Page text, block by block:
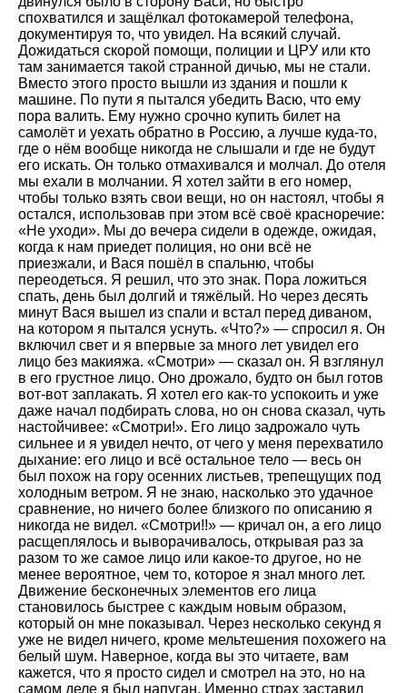
спохватился и защёлкал фотокамерой телефона,
документируя то, что увидел. На всякий случай.
Дожидаться скорой помощи, полиции и ЦРУ или кто
там занимается такой странной дичью, мы не стали.
Вместо этого просто вышли из здания и пошли к
машине. По пути я пытался убедить Васю, что ему
пора валить. Ему нужно срочно купить билет на
самолёт и уехать обратно в Россию, а лучше куда-то,
где о нём вообще никогда не слышали и где не будут
его искать. Он только отмахивался и молчал. До отеля
мы ехали в молчании. Я хотел зайти в его номер,
чтобы только взять свои вещи, но он настоял, чтобы я
остался, использовав при этом всё своё красноречие:
«Не уходи». Мы до вечера сидели в одежде, ожидая,
когда к нам приедет полиция, но они всё не
приезжали, и Вася пошёл в спальню, чтобы
переодеться. Я решил, что это знак. Пора ложиться
спать, день был долгий и тяжёлый. Но через десять
минут Вася вышел из спали и встал перед диваном,
на котором я пытался уснуть. «Что?» — спросил я. Он
включил свет и я впервые за много лет увидел его
лицо без макияжа. «Смотри» — сказал он. Я взглянул
в его грустное лицо. Оно дрожало, будто он был готов
вот-вот заплакать. Я хотел его как-то успокоить и уже
даже начал подбирать слова, но он снова сказал, чуть
настойчивее: «Смотри!». Его лицо задрожало чуть
сильнее и я увидел нечто, от чего у меня перехватило
дыхание: его лицо и всё остальное тело — весь он
был похож на гору осенних листьев, трепещущих под
холодным ветром. Я не знаю, насколько это удачное
сравнение, но ничего более близкого по описанию я
никогда не видел. «Смотри!!» — кричал он, а его лицо
расщеплялось и выворачивалось, открывая раз за
разом то же самое лицо или какое-то другое, но не
менее вероятное, чем то, которое я знал много лет.
Движение бесконечных элементов его лица
становилось быстрее с каждым новым образом,
который он мне показывал. Через несколько секунд я
уже не видел ничего, кроме мельтешения похожего на
белый шум. Наверное, когда вы это читаете, вам
кажется, что я просто сидел и смотрел на это, но на
самом деле я был напуган. Именно страх заставил